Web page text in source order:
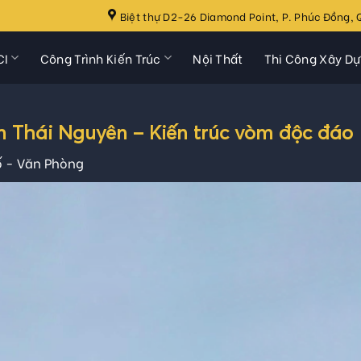
Biệt thự D2-26 Diamond Point, P. Phúc Đồng,
Công Trình Kiến Trúc Nội Thất Thi Công Xây
Thái Nguyên – Kiến trúc vòm độc đáo
- Văn Phòng